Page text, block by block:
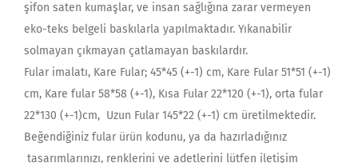
şifon saten kumaşlar, ve insan sağlığına zarar vermeyen
eko-teks belgeli baskılarla yapılmaktadır. Yıkanabilir
solmayan çıkmayan çatlamayan baskılardır.
Fular imalatı, Kare Fular; 45*45 (+-1) cm, Kare Fular 51*51 (+-1)
cm, Kare fular 58*58 (+-1), Kısa Fular 22*120 (+-1), orta fular
22*130 (+-1)cm, Uzun Fular 145*22 (+-1) cm üretilmektedir.
Beğendiğiniz fular ürün kodunu, ya da hazırladığınız
tasarımlarınızı, renklerini ve adetlerini lütfen iletişim